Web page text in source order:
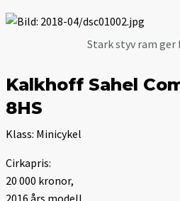
Stark styv ram ger
Kalkhoff Sahel
8HS
Klass: Minicykel
Cirkapris:
20 000 kronor,
2016 års modell